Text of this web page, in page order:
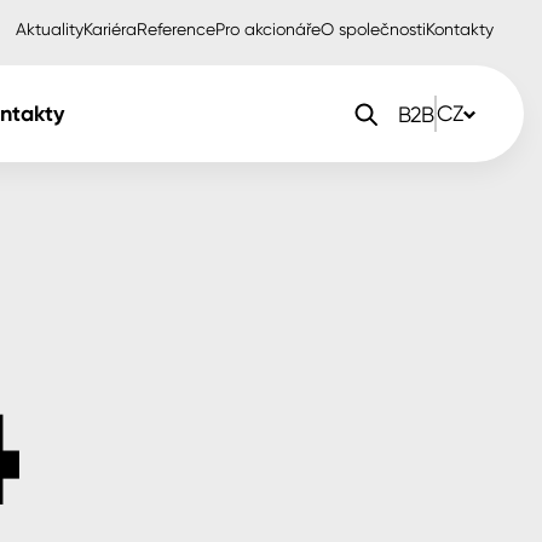
AktualityKariéraReferencePro akcionářeO společnostiKontakty
B2BCZ